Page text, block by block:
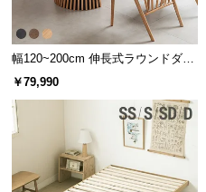
幅120~200cm 伸長式ラウンドダイ
ニングテーブル 6人掛け 天然木突
￥79,990